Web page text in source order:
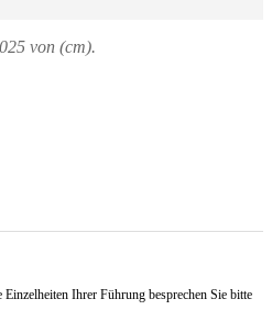
von (cm).
Ihrer Führung besprechen Sie bitte